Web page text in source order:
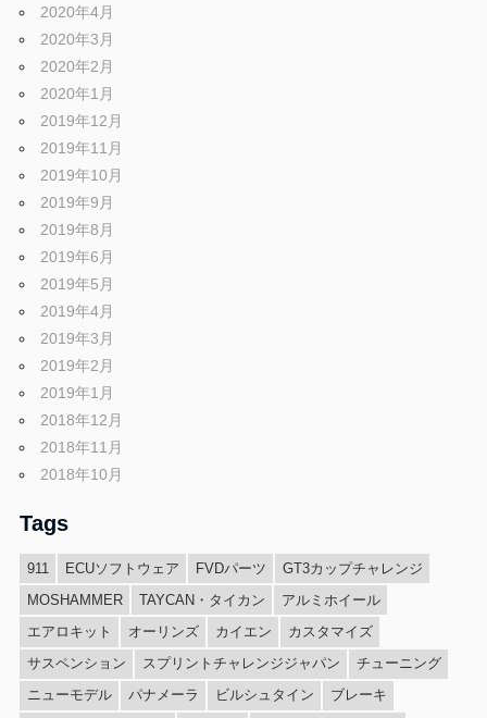
2020年4月
2020年3月
2020年2月
2020年1月
2019年12月
2019年11月
2019年10月
2019年9月
2019年8月
2019年6月
2019年5月
2019年4月
2019年3月
2019年2月
2019年1月
2018年12月
2018年11月
2018年10月
Tags
911 ECUソフトウェア FVDパーツ
GT3カップチャレンジ
MOSHAMMER
TAYCAN・タイカン
アルミホイール
エアロキット
オーリンズ カイエン
カスタマイズ
サスペンション
スプリントチャレンジジャパン
チューニング
ニューモデル
パナメーラ ビルシュタイン ブレーキ